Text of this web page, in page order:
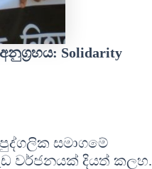
Solidarity
සමාගමේ
වර්ජනයක් දියත් කලහ.